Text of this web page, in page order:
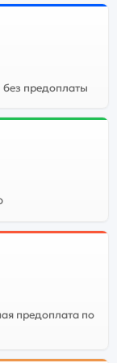
качество
сборки
Black
и
может
сервисов не
предоплаты
предоплата по